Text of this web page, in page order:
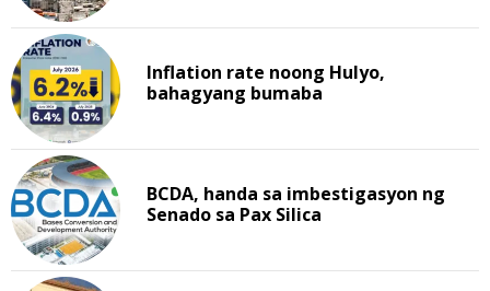
Inflation rate noong Hulyo,
bahagyang bumaba
BCDA, handa sa imbestigasyon ng
Senado sa Pax Silica